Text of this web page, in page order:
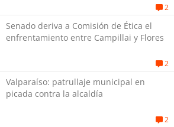
2
Senado deriva a Comisión de Ética el
enfrentamiento entre Campillai y Flores
2
Valparaíso: patrullaje municipal en
picada contra la alcaldía
2